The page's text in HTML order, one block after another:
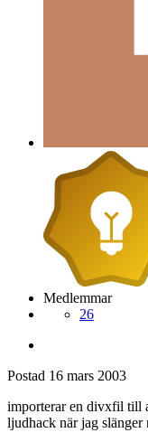
Medlemmar
26
Postad 16 mars 2003
importerar en divxfil till
ljudhack när jag slänger